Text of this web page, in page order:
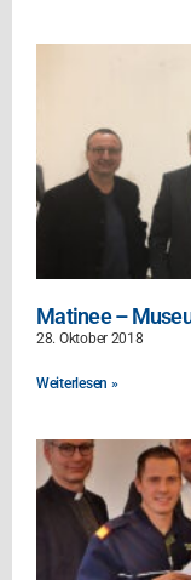
Matinee –
28. Oktober 2018
Weiterlesen »